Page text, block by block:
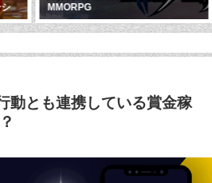
日
2020年3月14日
動とも連携している賞金稼